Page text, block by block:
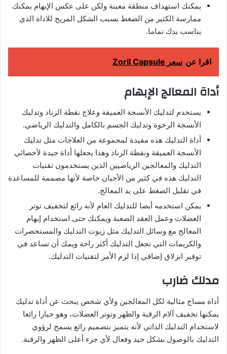
يمكنك استهداف منطقة معينة ولكن على عكس الإبهام يمكنك
ممارسة الكثير من الضغط بسبب الشكل المريح للاداة الذي
يناسب يدك تماما.
اقرا عن سعر Zoril Capsule
أداة المعالج الإبهام
يستخدم لتدليك الأنسجة العميقة وعلاج نقطة الزناد وتدليك
الأنسجة الرخوة وتدليك الجسم بالكامل والتدليك الرياضي.
أداة التدليك هذه مفيدة لمجموعة من العلاجات مثل تدليك
الأنسجة العميقة ونقطة الزناد وهذا يجعلها أداة جيدة لأخصائي
التدليك والمعالجين الرياضيين الذين يستخدمون تقنيات
التدليك هذه في كثير من الأحيان خاصة لأنها مصممة للمساعدة
في تقليل الضغط على يد المعالج.
يمكن استخدمه أيضا للتدليك العام لأنه رائع لتخفيف توتر
العضلات وعمل العقد الصعبة ويمكنك حتى استخدام إبهام
المعالج مع وسائل التدليك مثل زيوت التدليك والمستحضرات
والكريمات التي تجعل التدليك أكثر راحة ويمك أن تساعد في
توفير انزلاق إضافي إذا لزم الأمر لتقنيات التدليك.
مدلك ضارب
أداة مساج مثالية لكل المعالجين ولأي شخص يبحث عن أداة تدليك
يمكنها تخفيف آلام الرقبة والظهر وتوتر العضلات، وهو خيارا رائعا
لاستخدام التدليك الذاتي لأنه يتميز بتصميم رائع يسمح لرؤوي
التدليك بالوصول بشكل جيد وفعال لأي جزء أعلى الظهر والرقبة.